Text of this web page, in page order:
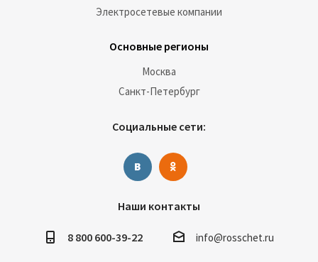
Электросетевые компании
Основные регионы
Москва
Санкт-Петербург
Социальные сети:
Наши контакты
8 800 600-39-22 info@rosschet.ru